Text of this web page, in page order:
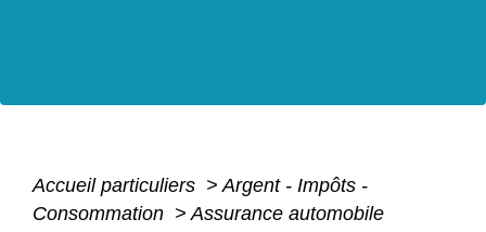
Accueil particuliers > Argent - Impôts -
Consommation > Assurance automobile